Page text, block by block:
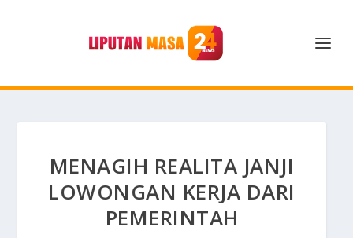
MENAGIH REALITA JANJI
LOWONGAN KERJA DARI
PEMERINTAH